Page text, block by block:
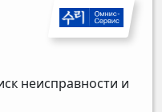
неисправности и